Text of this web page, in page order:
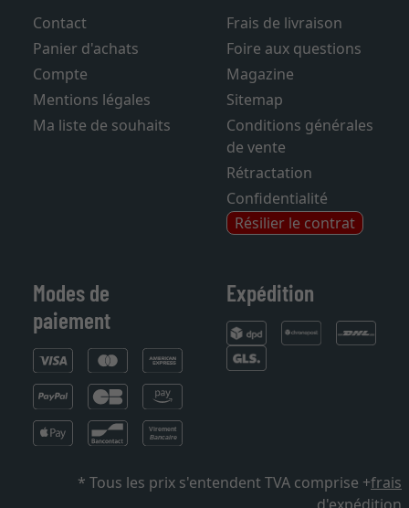
Contact
Panier d'achats
Compte
Mentions légales
Ma liste de souhaits
Frais de livraison
Foire aux questions
Magazine
Sitemap
Conditions générales
de vente
Rétractation
Confidentialité
Résilier le contrat
Modes de
paiement
Expédition
* Tous les prix s'entendent TVA comprise +frais